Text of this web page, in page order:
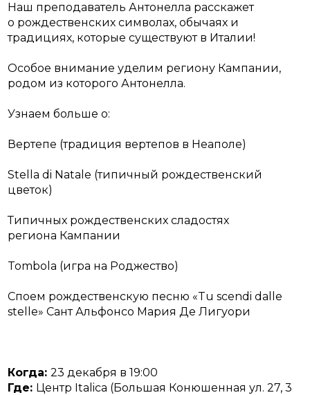
Наш преподаватель Антонелла расскажет
о рождественских символах, обычаях и
традициях, которые существуют в Италии!
Особое внимание уделим региону Кампании,
родом из которого Антонелла.
Узнаем больше о:
Вертепе (традиция вертепов в Неаполе)
Stella di Natale (типичный рождественский
цветок)
Типичных рождественских сладостях
региона Кампании
Tombola (игра на Роджество)
Споем рождественскую песню «Tu scendi dalle
stelle» Сант Альфонсо Мария Де Лигуори
Когда: 23 декабря в 19:00
Где: Центр Italica (Большая Конюшенная ул. 27, 3